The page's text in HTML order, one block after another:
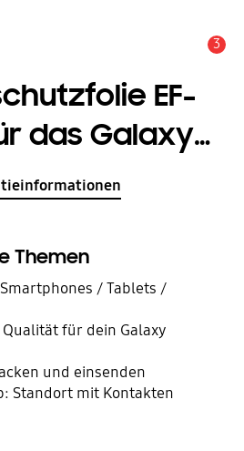
3
EF-
das Galaxy
5G
Themen
/ Tablets /
für dein Galaxy
und einsenden
Standort mit Kontakten